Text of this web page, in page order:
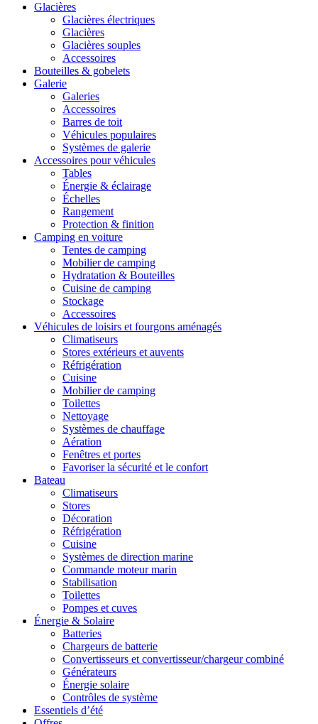
Glacières
Glacières électriques
Glacières
Glacières souples
Accessoires
Bouteilles & gobelets
Galerie
Galeries
Accessoires
Barres de toit
Véhicules populaires
Systèmes de galerie
Accessoires pour véhicules
Tables
Énergie & éclairage
Échelles
Rangement
Protection & finition
Camping en voiture
Tentes de camping
Mobilier de camping
Hydratation & Bouteilles
Cuisine de camping
Stockage
Accessoires
Véhicules de loisirs et fourgons aménagés
Climatiseurs
Stores extérieurs et auvents
Réfrigération
Cuisine
Mobilier de camping
Toilettes
Nettoyage
Systèmes de chauffage
Aération
Fenêtres et portes
Favoriser la sécurité et le confort
Bateau
Climatiseurs
Stores
Décoration
Réfrigération
Cuisine
Systèmes de direction marine
Commande moteur marin
Stabilisation
Toilettes
Pompes et cuves
Énergie & Solaire
Batteries
Chargeurs de batterie
Convertisseurs et convertisseur/chargeur combiné
Générateurs
Énergie solaire
Contrôles de système
Essentiels d’été